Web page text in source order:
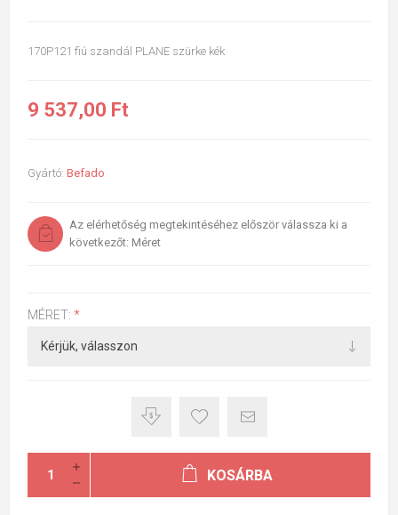
170P121 fiú szandál PLANE szürke kék
9 537,00 Ft
Gyártó: Befado
Az elérhetőség megtekintéséhez először válassza ki a
következőt: Méret
MÉRET: *
KOSÁRBA